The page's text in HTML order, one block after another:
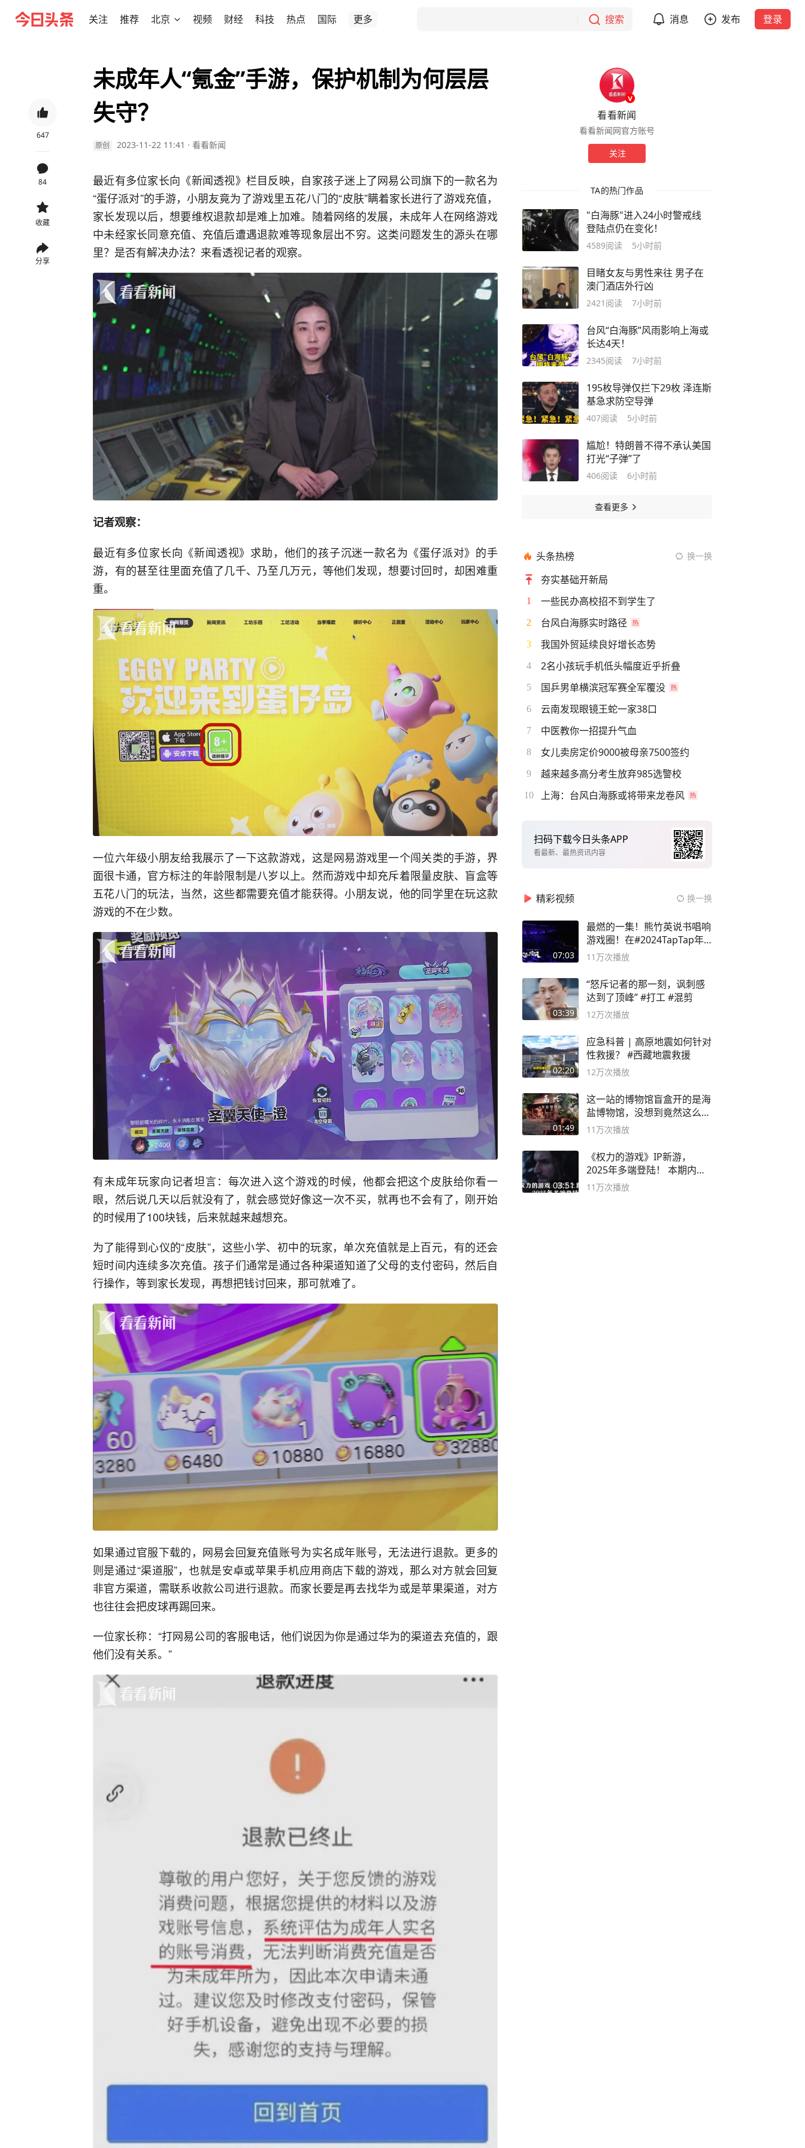
关注 推荐 北京 视频 财经 科技 热点 国际 更多 搜索 消息 发布 登录
647
84
收藏
分享
未成年人“氪金”手游，保护机制为何层层
失守？
原创 2023-11-22 11:41 · 看看新闻
最近有多位家长向《新闻透视》栏目反映，自家孩子迷上了网易公司旗下的一款名为
“蛋仔派对”的手游，小朋友竟为了游戏里五花八门的“皮肤”瞒着家长进行了游戏充值，
家长发现以后，想要维权退款却是难上加难。随着网络的发展，未成年人在网络游戏
中未经家长同意充值、充值后遭遇退款难等现象层出不穷。这类问题发生的源头在哪
里？是否有解决办法？来看透视记者的观察。
记者观察：
最近有多位家长向《新闻透视》求助，他们的孩子沉迷一款名为《蛋仔派对》的手
游，有的甚至往里面充值了几千、乃至几万元，等他们发现，想要讨回时，却困难重
重。
一位六年级小朋友给我展示了一下这款游戏，这是网易游戏里一个闯关类的手游，界
面很卡通，官方标注的年龄限制是八岁以上。然而游戏中却充斥着限量皮肤、盲盒等
五花八门的玩法，当然，这些都需要充值才能获得。小朋友说，他的同学里在玩这款
游戏的不在少数。
有未成年玩家向记者坦言：每次进入这个游戏的时候，他都会把这个皮肤给你看一
眼，然后说几天以后就没有了，就会感觉好像这一次不买，就再也不会有了，刚开始
的时候用了100块钱，后来就越来越想充。
为了能得到心仪的“皮肤”，这些小学、初中的玩家，单次充值就是上百元，有的还会
短时间内连续多次充值。孩子们通常是通过各种渠道知道了父母的支付密码，然后自
行操作，等到家长发现，再想把钱讨回来，那可就难了。
如果通过官服下载的，网易会回复充值账号为实名成年账号，无法进行退款。更多的
则是通过“渠道服”，也就是安卓或苹果手机应用商店下载的游戏，那么对方就会回复
非官方渠道，需联系收款公司进行退款。而家长要是再去找华为或是苹果渠道，对方
也往往会把皮球再踢回来。
一位家长称：“打网易公司的客服电话，他们说因为你是通过华为的渠道去充值的，跟
他们没有关系。”
看看新闻
看看新闻网官方账号
关注
TA的热门作品
"白海豚"进入24小时警戒线
登陆点仍在变化！
4589阅读 5小时前
目睹女友与男性来往 男子在
澳门酒店外行凶
2421 阅读 7小时前
台风“白海豚”风雨影响上海或
长达4天！
2345阅读 7小时前
195枚导弹仅拦下29枚 泽连斯
基急求防空导弹
407阅读 5小时前
尴尬！特朗普不得不承认美国
打光“子弹”了
406阅读 6小时前
查看更多
头条热榜 换一换
夯实基础开新局
1 一些民办高校招不到学生了
2 台风白海豚实时路径
3 我国外贸延续良好增长态势
4 2名小孩玩手机低头幅度近乎折叠
5 国乒男单横滨冠军赛全军覆没
6 云南发现眼镜王蛇一家38口
7 中医教你一招提升气血
8 女儿卖房定价9000被母亲7500签约
9 越来越多高分考生放弃985选警校
10 上海：台风白海豚或将带来龙卷风
扫码下载今日头条APP
看最新、最热资讯内容
精彩视频 换一换
07:03
最燃的一集！熊竹英说书唱响
游戏圈！在#2024TapTap年
度游戏大赏
11万次播放
03:39
“怒斥记者的那一刻，讽刺感
达到了顶峰” #打工 #混剪
12万次播放
02:20
应急科普 | 高原地震如何针对
性救援？ #西藏地震救援
12万次播放
01:49
这一站的博物馆盲盒开的是海
盐博物馆，没想到竟然这么好
逛！
11万次播放
03:51
《权力的游戏》IP新游，
2025年多端登陆！ 本期内容
概要
11万次播放